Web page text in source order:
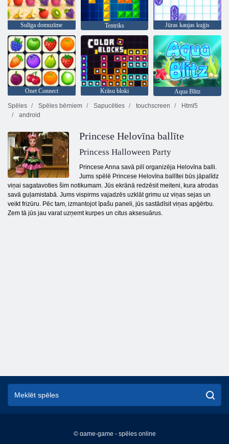
Sulīga domuzīme Tentriks Jūras kaujas kuģis
Onet Connect Krāsu bloki
Aqua Blitz
Spēles
Spēles bērniem Sapucēties touchscreen
Html5
android
Princese Helovīna ballīte
Princess Halloween Party
Princese Anna savā pilī organizēja Helovīna balli.
Jums spēlē Princese Helovīna ballītei būs jāpalīdz
viņai sagatavoties šim notikumam. Jūs ekrānā redzēsit meiteni, kura atrodas
savā guļamistabā. Jums vispirms vajadzēs uzklāt grimu uz viņas sejas un
veikt frizūru. Pēc tam, izmantojot īpašu paneli, jūs sastādīsit viņas apģērbu.
Zem tā jūs jau varat uzņemt kurpes un citus aksesuārus.
© game-game - spēles online